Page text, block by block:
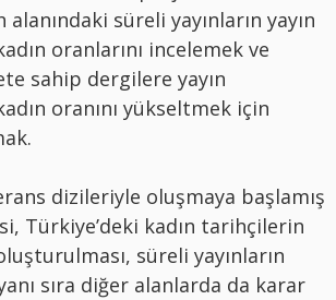
süreli yayınların yayın
oranlarını incelemek ve
sahip dergilere yayın
oranını yükseltmek için
dizileriyle oluşmaya başlamış
Türkiye’deki kadın tarihçilerin
süreli yayınların
sıra diğer alanlarda da karar